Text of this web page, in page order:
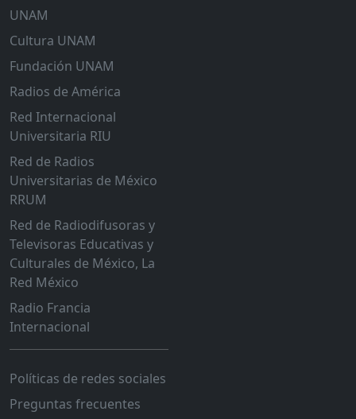
UNAM
Cultura UNAM
Fundación UNAM
Radios de América
Red Internacional
Universitaria RIU
Red de Radios
Universitarias de México
RRUM
Red de Radiodifusoras y
Televisoras Educativas y
Culturales de México, La
Red México
Radio Francia
Internacional
Políticas de redes sociales
Preguntas frecuentes